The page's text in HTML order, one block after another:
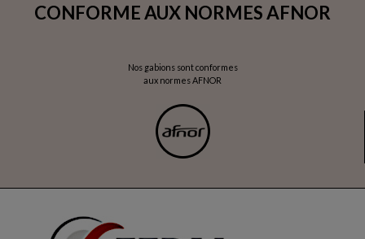
CONFORME AUX NORMES AFNOR
Nos gabions sont conformes
aux normes AFNOR